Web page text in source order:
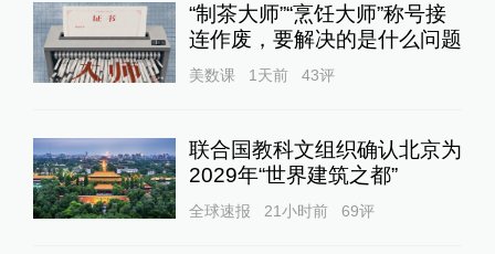
“制茶大师”“烹饪大师”称号接
连作废，要解决的是什么问题
美数课 1天前 43评
联合国教科文组织确认北京为
2029年“世界建筑之都”
全球速报 21小时前 69评